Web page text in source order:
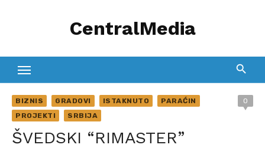
CentralMedia
BIZNIS GRADOVI ISTAKNUTO
PARAĆIN
PROJEKTI
SRBIJA
0
ŠVEDSKI “RIMASTER”